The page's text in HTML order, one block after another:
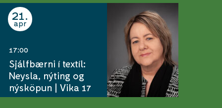
21
apr
17:00
Sjálfbærni í textíl:
Neysla, nýting og
nýsköpun | Vika 17